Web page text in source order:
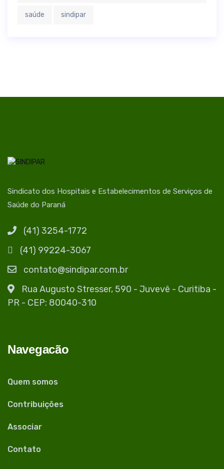
saúde sindipar
Sindicato dos Hospitais e Estabelecimentos de Serviços de
Saúde do Paraná
(41) 3254-1772
(41) 99224-3067
contato@sindipar.com.br
Rua Augusto Stresser, 590 - Juvevê - Curitiba -
PR - CEP: 80040-310
Navegacão
Quem somos
Contribuições
Associar
Contato